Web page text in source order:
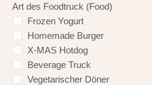
Art des Foodtruck (Food)
Frozen Yogurt
Homemade Burger
X-MAS Hotdog
Beverage Truck
Vegetarischer Döner